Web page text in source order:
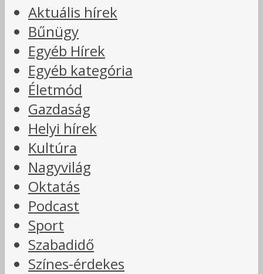
Aktuális hírek
Bűnügy
Egyéb Hírek
Egyéb kategória
Életmód
Gazdaság
Helyi hírek
Kultúra
Nagyvilág
Oktatás
Podcast
Sport
Szabadidő
Színes-érdekes